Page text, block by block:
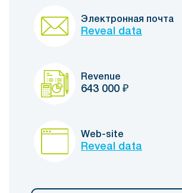
Электронная почта
Reveal data
Revenue
643 000 ₽
Web-site
Reveal data